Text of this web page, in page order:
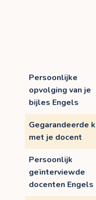
Persoonlijke
opvolging van je
bijles Engels
Gegarandeerde
met je docent
Persoonlijk
geïnterviewde
docenten Engels